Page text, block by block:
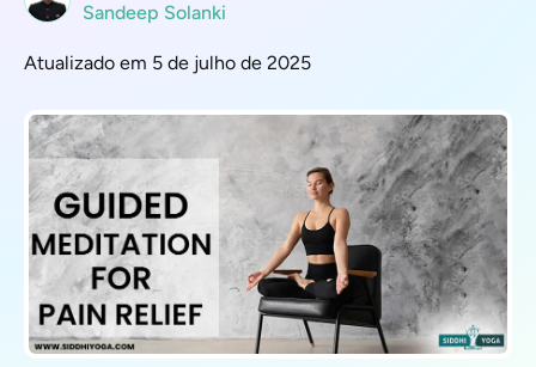
Sandeep Solanki
Atualizado em 5 de julho de 2025